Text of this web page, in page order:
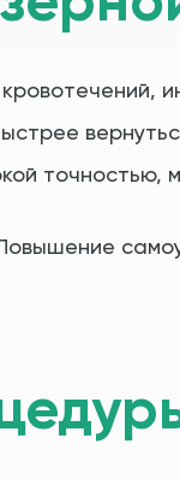
точностью,